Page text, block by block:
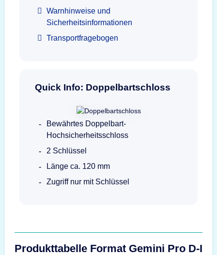
Warnhinweise und
Sicherheitsinformationen
Transportfragebogen
Quick Info: Doppelbartschloss
Bewährtes Doppelbart-
Hochsicherheitsschloss
2 Schlüssel
Länge ca. 120 mm
Zugriff nur mit Schlüssel
Produkttabelle Format Gemini Pro D-I